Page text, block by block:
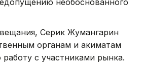
необоснованного
Серик Жумангарин
органам и акиматам
с участниками рынка.